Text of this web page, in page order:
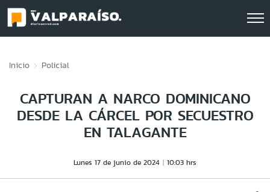
Inicio Policial
CAPTURAN A NARCO DOMINICANO
DESDE LA CÁRCEL POR SECUESTRO
EN TALAGANTE
Lunes 17 de junio de 2024 10:03 hrs